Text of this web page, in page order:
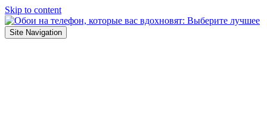
Skip to content
Site Navigation